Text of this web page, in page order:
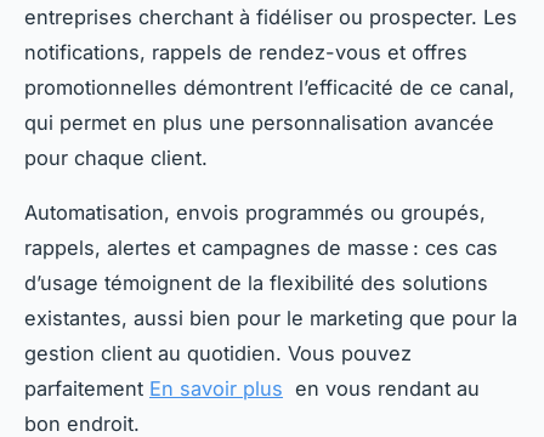
entreprises cherchant à fidéliser ou prospecter. Les
notifications, rappels de rendez-vous et offres
promotionnelles démontrent l’efficacité de ce canal,
qui permet en plus une personnalisation avancée
pour chaque client.
Automatisation, envois programmés ou groupés,
rappels, alertes et campagnes de masse : ces cas
d’usage témoignent de la flexibilité des solutions
existantes, aussi bien pour le marketing que pour la
gestion client au quotidien. Vous pouvez
parfaitement En savoir plus en vous rendant au
bon endroit.